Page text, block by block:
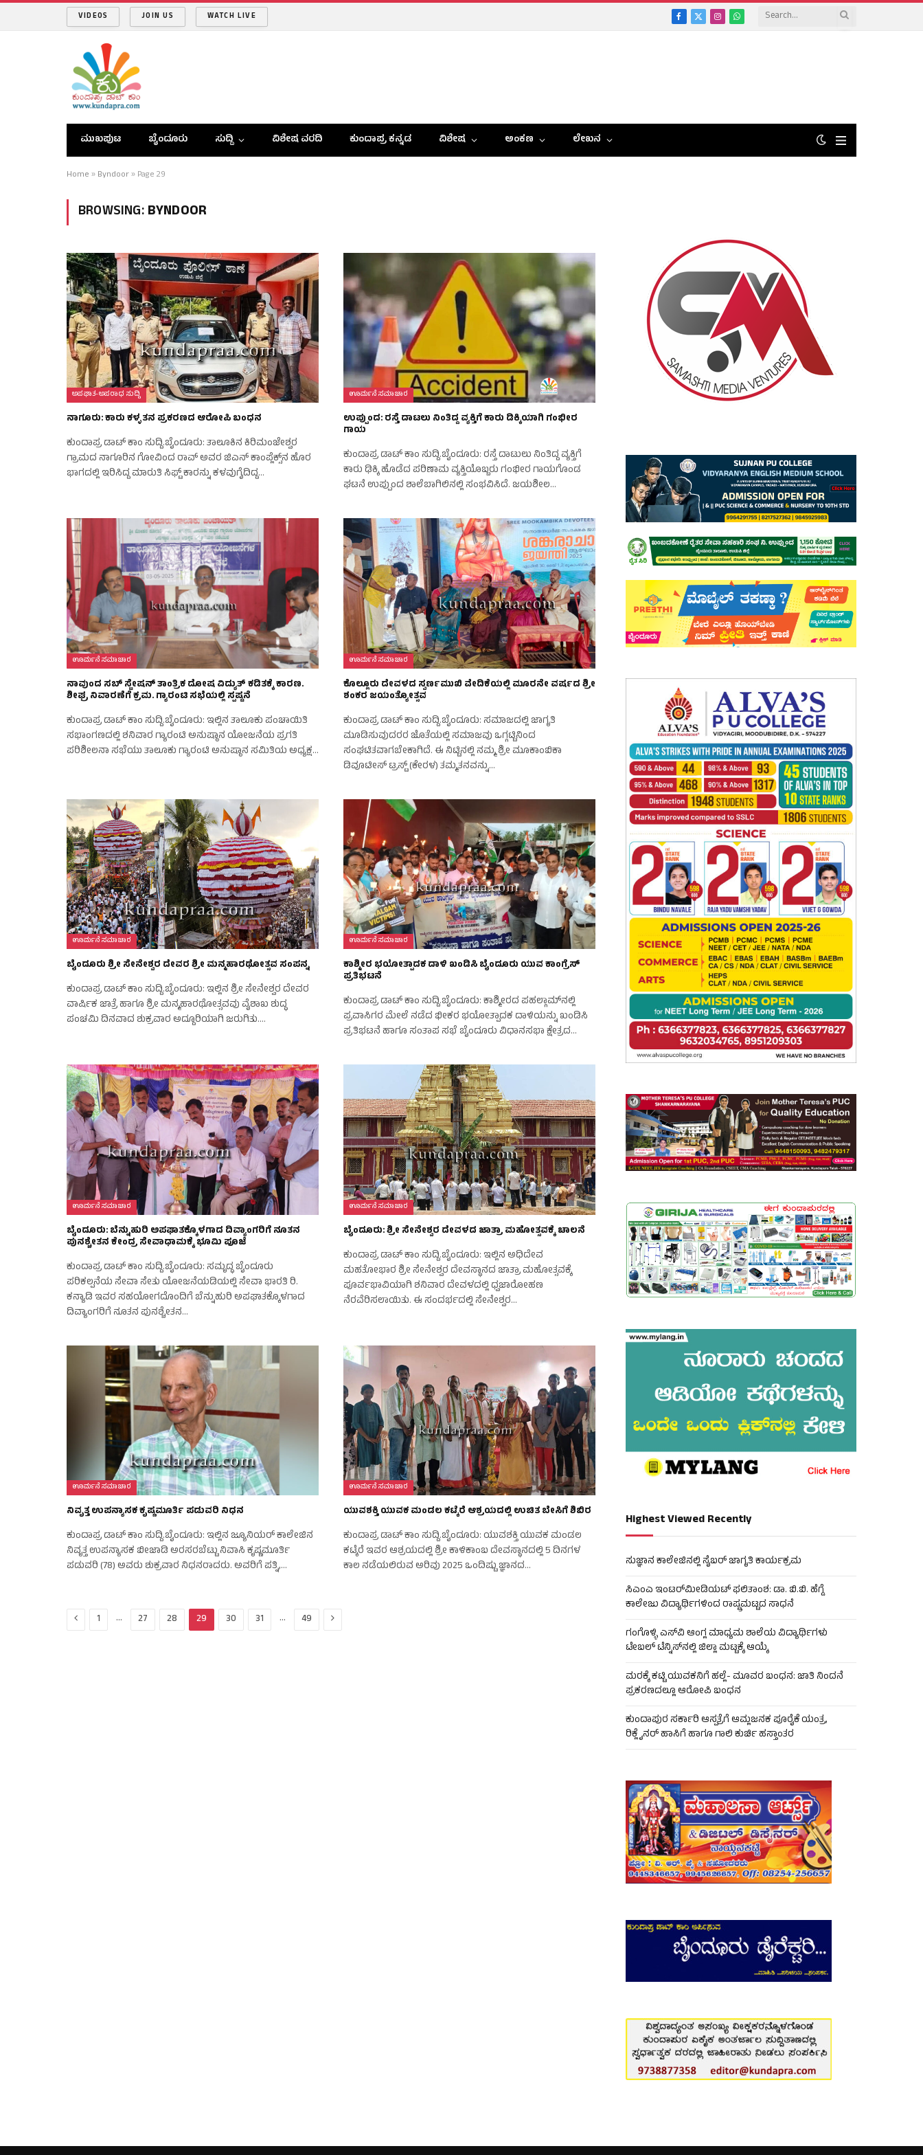
VIDEOS JOIN US WATCH LIVE Facebook
X
InstagramWhatsApp
ಮುಖಪುಟ ಬೈಂದೂರು ಸುದ್ದಿ ವಿಶೇಷ ವರದಿ ಕುಂದಾಪ್ರ ಕನ್ನಡ ವಿಶೇಷ ಅಂಕಣ ಲೇಖನ
Home » Byndoor» Page 29
BROWSING:BYNDOOR
ಅಪಘಾತ-ಅಪರಾಧ ಸುದ್ದಿ
ನಾಗೂರು: ಕಾರು ಕಳ್ಳತನ ಪ್ರಕರಣದ ಆರೋಪಿ ಬಂಧನ
ಕುಂದಾಪ್ರ ಡಾಟ್‌ ಕಾಂ ಸುದ್ದಿ.ಬೈಂದೂರು: ತಾಲೂಕಿನ ಕಿರಿಮಂಜೇಶ್ವರ
ಗ್ರಾಮದ ನಾಗೂರಿನ ಗೋವಿಂದ ರಾವ್ ಅವರ ಜಿಎನ್ ಕಾಂಪ್ಲೆಕ್ಸ್‌ನ ಹೊರ
ಭಾಗದಲ್ಲಿ ಇರಿಸಿದ್ದ ಮಾರುತಿ ಸಿಫ್ಟ್ ಕಾರನ್ನು ಕಳವುಗೈದಿದ್ದ…
ಊರ್ಮನೆ ಸಮಾಚಾರ
ಉಪ್ಪುಂದ: ರಸ್ತೆ ದಾಟಲು ನಿಂತಿದ್ದ ವ್ಯಕ್ತಿಗೆ ಕಾರು ಡಿಕ್ಕಿಯಾಗಿ ಗಂಭೀರ
ಗಾಯ
ಕುಂದಾಪ್ರ ಡಾಟ್‌ ಕಾಂ ಸುದ್ದಿ.ಬೈಂದೂರು: ರಸ್ತೆ ದಾಟುಲು ನಿಂತಿದ್ದ ವ್ಯಕ್ತಿಗೆ
ಕಾರು ಢಿಕ್ಕಿ ಹೊಡೆದ ಪರಿಣಾಮ ವ್ಯಕ್ತಿಯೊಬ್ಬರು ಗಂಭೀರ ಗಾಯಗೊಂಡ
ಘಟನೆ ಉಪ್ಪುಂದ ಶಾಲೆಬಾಗಿಲಿನಲ್ಲಿ ಸಂಭವಿಸಿದೆ. ಜಯಶೀಲ…
ಊರ್ಮನೆ ಸಮಾಚಾರ
ನಾವುಂದ ಸಬ್‌ ಸ್ಟೇಷನ್‌ ತಾಂತ್ರಿಕ ದೋಷ ವಿದ್ಯುತ್‌ ಕಡಿತಕ್ಕೆ ಕಾರಣ.
ಶೀಘ್ರ ನಿವಾರಣೆಗೆ ಕ್ರಮ. ಗ್ಯಾರಂಟಿ ಸಭೆಯಲ್ಲಿ ಸ್ಪಷ್ಟನೆ
ಕುಂದಾಪ್ರ ಡಾಟ್‌ ಕಾಂ ಸುದ್ದಿ.ಬೈಂದೂರು: ಇಲ್ಲಿನ ತಾಲೂಕು ಪಂಚಾಯಿತಿ
ಸಭಾಂಗಣದಲ್ಲಿ ಶನಿವಾರ ಗ್ಯಾರಂಟಿ ಅನುಷ್ಠಾನ ಯೋಜನೆಯ ಪ್ರಗತಿ
ಪರಿಶೀಲನಾ ಸಭೆಯು ತಾಲೂಕು ಗ್ಯಾರಂಟಿ ಅನುಷ್ಠಾನ ಸಮಿತಿಯ ಅಧ್ಯಕ್ಷ…
ಊರ್ಮನೆ ಸಮಾಚಾರ
ಕೊಲ್ಲೂರು ದೇವಳದ ಸ್ವರ್ಣಮುಖಿ ವೇದಿಕೆಯಲ್ಲಿ ಮೂರನೇ ವರ್ಷದ ಶ್ರೀ
ಶಂಕರ ಜಯಂತ್ಯೋತ್ಸವ
ಕುಂದಾಪ್ರ ಡಾಟ್‌ ಕಾಂ ಸುದ್ದಿ.ಬೈಂದೂರು: ಸಮಾಜದಲ್ಲಿ ಜಾಗೃತಿ
ಮೂಡಿಸುವುದರರ ಜೊತೆಯಲ್ಲಿ ಸಮಾಜವು ಒಗ್ಗಟ್ಟಿನಿಂದ
ಸಂಘಟಿತವಾಗಬೇಕಾಗಿದೆ. ಈ ನಿಟ್ಟಿನಲ್ಲಿ ನಮ್ಮ ಶ್ರೀ ಮೂಕಾಂಬಿಕಾ
ಡಿವೂಟೀಸ್ ಟ್ರಸ್ಟ್ (ಕೇರಳ) ತಮ್ಮತನವನ್ನು…
ಊರ್ಮನೆ ಸಮಾಚಾರ
ಬೈಂದೂರು ಶ್ರೀ ಸೇನೇಶ್ವರ ದೇವರ ಶ್ರೀ ಮನ್ಮಹಾರಥೋತ್ಸವ ಸಂಪನ್ನ
ಕುಂದಾಪ್ರ ಡಾಟ್‌ ಕಾಂ ಸುದ್ದಿ.ಬೈಂದೂರು: ಇಲ್ಲಿನ ಶ್ರೀ ಸೇನೇಶ್ವರ ದೇವರ
ವಾರ್ಷಿಕ ಜಾತ್ರೆ ಹಾಗೂ ಶ್ರೀ ಮನ್ಮಹಾರಥೋತ್ಸವವು ವೈಶಾಖ ಶುದ್ಧ
ಪಂಚಮಿ ದಿನವಾದ ಶುಕ್ರವಾರ ಅದ್ದೂರಿಯಾಗಿ ಜರುಗಿತು.…
ಊರ್ಮನೆ ಸಮಾಚಾರ
ಕಾಶ್ಮೀರ ಭಯೋತ್ಪಾದಕ ದಾಳಿ ಖಂಡಿಸಿ ಬೈಂದೂರು ಯುವ ಕಾಂಗ್ರೆಸ್
ಪ್ರತಿಭಟನೆ
ಕುಂದಾಪ್ರ ಡಾಟ್‌ ಕಾಂ ಸುದ್ದಿ.ಬೈಂದೂರು: ಕಾಶ್ಮೀರದ ಪಹಲ್ಗಾಮ್‌ನಲ್ಲಿ
ಪ್ರವಾಸಿಗರ ಮೇಲೆ ನಡೆದ ಭೀಕರ ಭಯೋತ್ಪಾದಕ ದಾಳಿಯನ್ನು ಖಂಡಿಸಿ
ಪ್ರತಿಭಟನೆ ಹಾಗೂ ಸಂತಾಪ ಸಭೆ ಬೈಂದೂರು ವಿಧಾನಸಭಾ ಕ್ಷೇತ್ರದ…
ಊರ್ಮನೆ ಸಮಾಚಾರ
ಬೈಂದೂರು: ಬೆನ್ನುಹುರಿ ಅಪಘಾತಕ್ಕೊಳಗಾದ ದಿವ್ಯಾಂಗರಿಗೆ ನೂತನ
ಪುನಶ್ಚೇತನ ಕೇಂದ್ರ ಸೇವಾಧಾಮಕ್ಕೆ ಭೂಮಿ ಪೂಜೆ
ಕುಂದಾಪ್ರ ಡಾಟ್‌ ಕಾಂ ಸುದ್ದಿ.ಬೈಂದೂರು: ಸಮೃದ್ಧ ಬೈಂದೂರು
ಪರಿಕಲ್ಪನೆಯ ಸೇವಾ ಸೇತು ಯೋಜನೆಯಡಿಯಲ್ಲಿ ಸೇವಾ ಭಾರತಿ ರಿ.
ಕನ್ಯಾಡಿ ಇವರ ಸಹಯೋಗದೊಂದಿಗೆ ಬೆನ್ನುಹುರಿ ಅಪಘಾತಕ್ಕೊಳಗಾದ
ದಿವ್ಯಾಂಗರಿಗೆ ನೂತನ ಪುನಶ್ಚೇತನ…
ಊರ್ಮನೆ ಸಮಾಚಾರ
ಬೈಂದೂರು: ಶ್ರೀ ಸೇನೇಶ್ವರ ದೇವಳದ ಜಾತ್ರಾ ಮಹೋತ್ಸವಕ್ಕೆ ಚಾಲನೆ
ಕುಂದಾಪ್ರ ಡಾಟ್‌ ಕಾಂ ಸುದ್ದಿ.ಬೈಂದೂರು: ಇಲ್ಲಿನ ಅಧಿದೇವ
ಮಹತೋಭಾರ ಶ್ರೀ ಸೇನೇಶ್ವರ ದೇವಸ್ಥಾನದ ಜಾತ್ರಾ ಮಹೋತ್ಸವಕ್ಕೆ
ಪೂರ್ವಭಾವಿಯಾಗಿ ಶನಿವಾರ ದೇವಳದಲ್ಲಿ ಧ್ವಜಾರೋಹಣ
ನೆರವೆರಿಸಲಾಯಿತು. ಈ ಸಂದರ್ಭದಲ್ಲಿ ಸೇನೇಶ್ವರ…
ಊರ್ಮನೆ ಸಮಾಚಾರ
ನಿವೃತ್ತ ಉಪನ್ಯಾಸಕ ಕೃಷ್ಣಮೂರ್ತಿ ಪಡುವರಿ ನಿಧನ
ಕುಂದಾಪ್ರ ಡಾಟ್‌ ಕಾಂ ಸುದ್ದಿ.ಬೈಂದೂರು: ಇಲ್ಲಿನ ಜ್ಯೂನಿಯರ್ ಕಾಲೇಜಿನ
ನಿವೃತ್ತ ಉಪನ್ಯಾಸಕ ಬೀಜಾಡಿ ಅರಸರಬೆಟ್ಟು ನಿವಾಸಿ ಕೃಷ್ಣಮೂರ್ತಿ
ಪಡುವರಿ (78) ಅವರು ಶುಕ್ರವಾರ ನಿಧನರಾದರು. ಅವರಿಗೆ ಪತ್ನಿ,…
ಊರ್ಮನೆ ಸಮಾಚಾರ
ಯುವಶಕ್ತಿ ಯುವಕ ಮಂಡಲ ಕಟ್ಕೆರೆ ಆಶ್ರಯದಲ್ಲಿ ಉಚಿತ ಬೇಸಿಗೆ ಶಿಬಿರ
ಕುಂದಾಪ್ರ ಡಾಟ್‌ ಕಾಂ ಸುದ್ದಿ.ಬೈಂದೂರು: ಯುವಶಕ್ತಿ ಯುವಕ ಮಂಡಲ
ಕಟ್ಕೆರೆ ಇವರ ಆಶ್ರಯದಲ್ಲಿ ಶ್ರೀ ಕಾಳಿಕಾಂಬ ದೇವಸ್ಥಾನದಲ್ಲಿ 5 ದಿನಗಳ
ಕಾಲ ನಡೆಯಲಿರುವ ಅರಿವು 2025 ಒಂದಿಷ್ಟು ಜ್ಞಾನದ…
Previous
1 … 27 28 29 30 31 … 49 Next
Highest Viewed Recently
ಸುಜ್ಞಾನ ಕಾಲೇಜಿನಲ್ಲಿ ಸೈಬರ್ ಜಾಗೃತಿ ಕಾರ್ಯಕ್ರಮ
ಸಿಎಂಎ ಇಂಟರ್‌ಮೀಡಿಯಟ್ ಫಲಿತಾಂಶ: ಡಾ. ಬಿ.ಬಿ. ಹೆಗ್ಡೆ
ಕಾಲೇಜು ವಿದ್ಯಾರ್ಥಿಗಳಿಂದ ರಾಷ್ಟ್ರಮಟ್ಟದ ಸಾಧನೆ
ಗಂಗೊಳ್ಳಿ ಎಸ್‌ವಿ ಆಂಗ್ಲ ಮಾಧ್ಯಮ ಶಾಲೆಯ ವಿದ್ಯಾರ್ಥಿಗಳು
ಟೇಬಲ್‌ ಟೆನ್ನಿಸ್‌ನಲ್ಲಿ ಜಿಲ್ಲಾ ಮಟ್ಟಕ್ಕೆ ಆಯ್ಕೆ
ಮರಕ್ಕೆ ಕಟ್ಟಿ ಯುವಕನಿಗೆ ಹಲ್ಲೆ- ಮೂವರ ಬಂಧನ: ಜಾತಿ ನಿಂದನೆ
ಪ್ರಕರಣದಲ್ಲೂ ಆರೋಪಿ ಬಂಧನ
ಕುಂದಾಪುರ ಸರ್ಕಾರಿ ಆಸ್ಪತ್ರೆಗೆ ಆಮ್ಲಜನಕ ಪೂರೈಕೆ ಯಂತ್ರ,
ರಿಕ್ಲೈನರ್ ಹಾಸಿಗೆ ಹಾಗೂ ಗಾಲಿ ಕುರ್ಚಿ ಹಸ್ತಾಂತರ